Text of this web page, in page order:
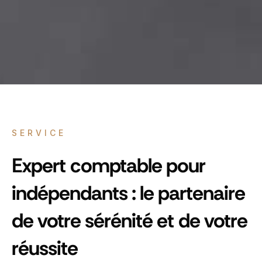
SERVICE
Expert comptable pour
indépendants : le partenaire
de votre sérénité et de votre
réussite